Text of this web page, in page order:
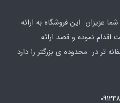
عزیزان این فروشگاه به ارائه
نموده و قصد ارائه
تر در محدوده ی بزرگتر را دارد